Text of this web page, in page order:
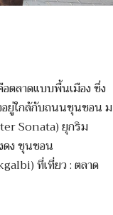
ตลาดแบบพื้นเมือง ซึ่ง
อยู่ใกล้กับถนนชุนชอน ม
Sonata) ยุกริม
ดง ชุนชอน
ที่เที่ยว : ตลาด